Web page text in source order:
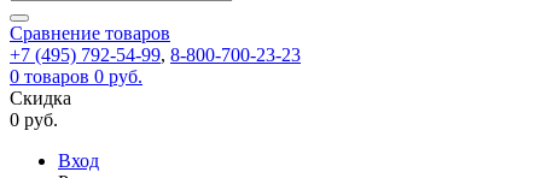
Запомнить
меня
Забыли
перейдя
по
которой
вы
задать
для
смены
пароля.
Сменить
пользовательского
Сравнение товаров
+7 (495) 792-54-99, 8-800-700-23-23
0 товаров 0 руб.
Скидка
0 руб.
Вход